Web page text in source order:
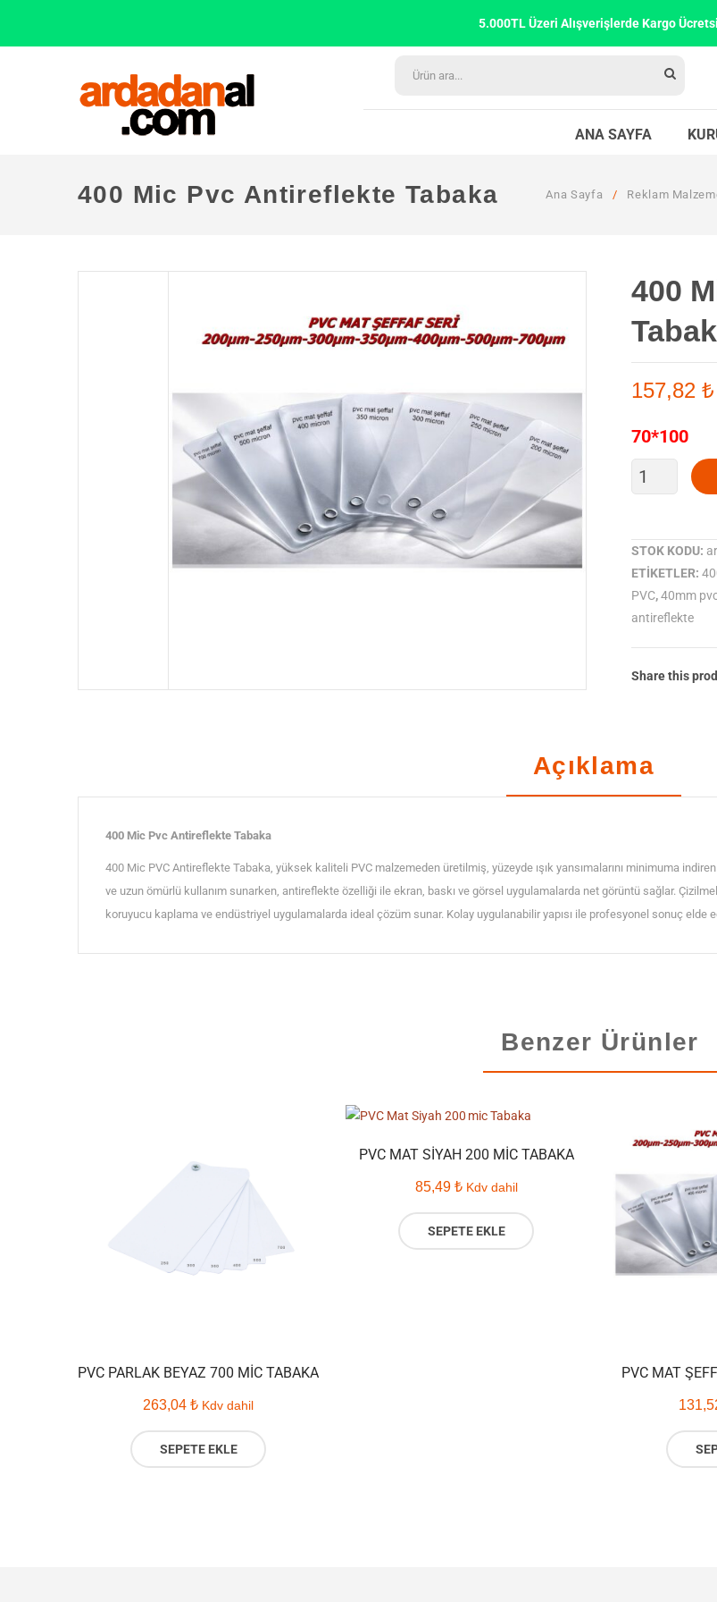
5.000TL Üzeri Alışverişlerde Kargo
ANA SAYFA
400 Mic Pvc Antireflekte Tabaka Ana Sayfa / Reklam
400
157,82 ₺
70*100
400
Pvc
Antireflekte
Tabaka
adet
STOK KODU:
ETIKETLER:
PVC,40mm
antireflekte
Share this
Açıklama
400 Mic Pvc Antireflekte Tabaka
400 Mic PVC Antireflekte Tabaka, yüksek kaliteli PVC malzemeden üretilmiş, yüzeyde ışık yansımalarını minimuma
ve uzun ömürlü kullanım sunarken, antireflekte özelliği ile ekran, baskı ve görsel uygulamalarda net görüntü sağlar.
koruyucu kaplama ve endüstriyel uygulamalarda ideal çözüm sunar. Kolay uygulanabilir yapısı ile profesyonel sonuç elde
Benzer Ürünler
PVC PARLAK BEYAZ 700 MIC TABAKA
263,04 ₺ Kdv dahil
SEPETE EKLE
PVC MAT SIYAH 200 MIC TABAKA
85,49 ₺ Kdv dahil
SEPETE EKLE
PVC MAT